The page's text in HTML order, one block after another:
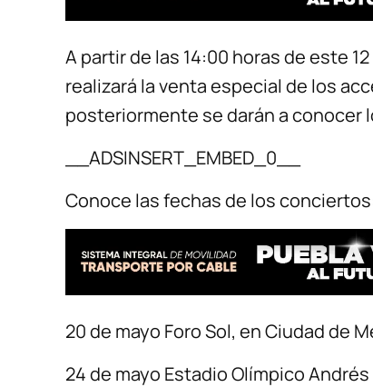
A partir de las 14:00 horas de este
realizará la venta especial de los
posteriormente se darán a conocer
__ADSINSERT_EMBED_0__
Conoce las fechas de los
20 de mayo Foro Sol, en Ciudad de
24 de mayo Estadio Olímpico